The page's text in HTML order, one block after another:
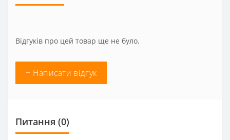
Відгуків про цей товар ще не було.
+ Написати відгук
Питання (0)